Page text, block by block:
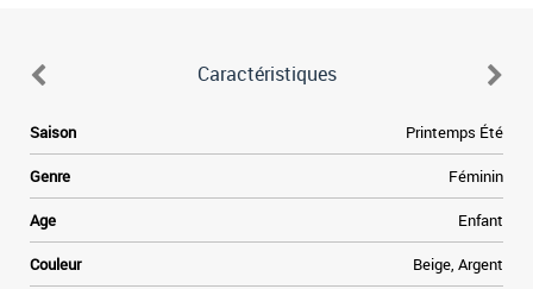
Caractéristiques
Saison Printemps Été
Genre Féminin
Age Enfant
Couleur Beige, Argent